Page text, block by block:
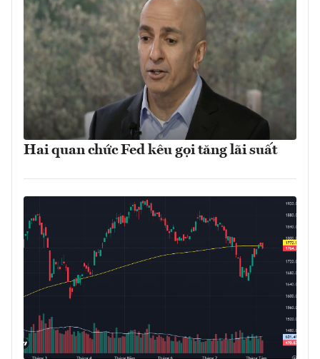
Hai quan chức Fed kêu gọi tăng lãi suất